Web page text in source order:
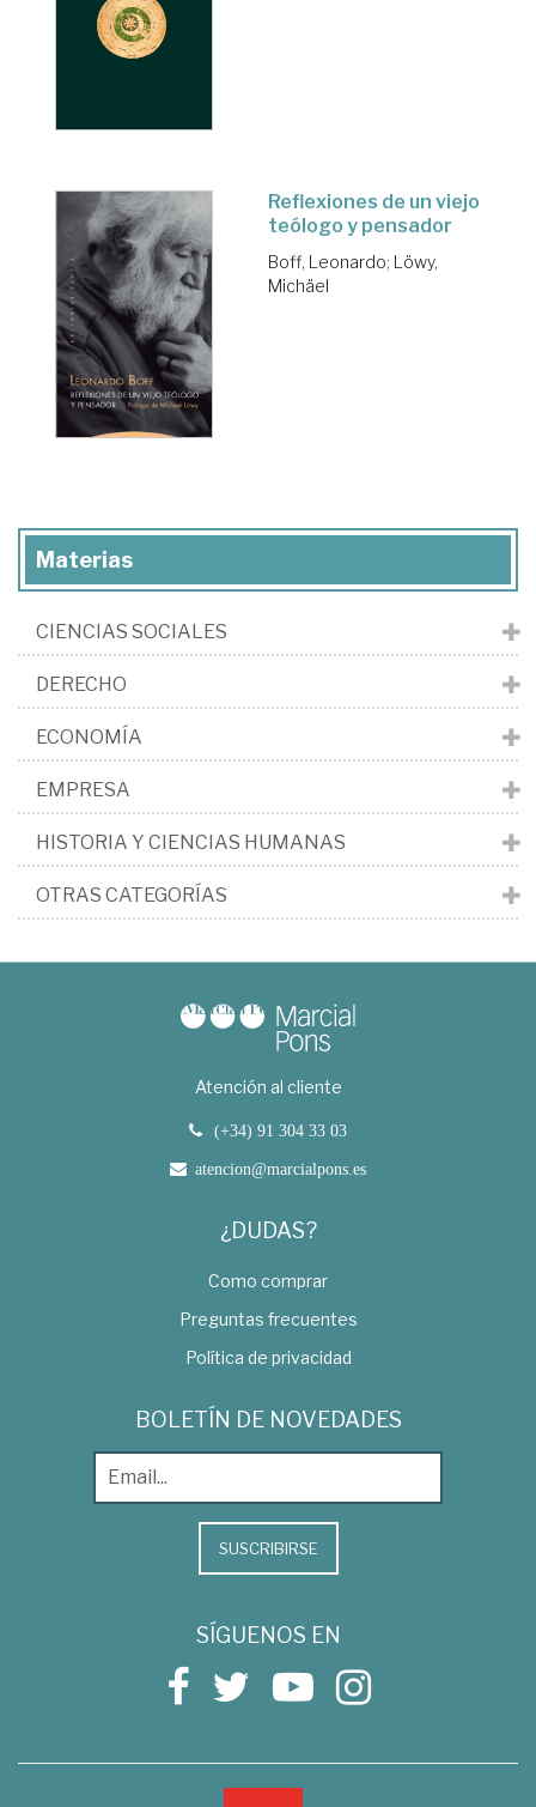
Reflexiones de un viejo
teólogo y pensador
Boff, Leonardo; Löwy,
Michäel
Materias
CIENCIAS SOCIALES
DERECHO
ECONOMÍA
EMPRESA
HISTORIA Y CIENCIAS HUMANAS
OTRAS CATEGORÍAS
Atención al cliente
(+34) 91 304 33 03
atencion@marcialpons.es
¿DUDAS?
Como comprar
Preguntas frecuentes
Política de privacidad
BOLETÍN DE NOVEDADES
SUSCRIBIRSE
SÍGUENOS EN